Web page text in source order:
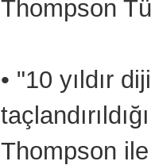
Thompson
• "10 yıldır
Thompson ile